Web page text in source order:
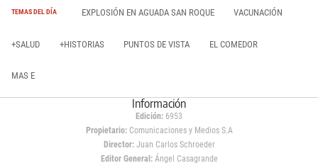
TEMAS DEL DÍA EXPLOSIÓN EN AGUADA SAN ROQUE VACUNACIÓN
+SALUD +HISTORIAS PUNTOS DE VISTA EL COMEDOR
MAS E
Información
Edición: 6953
Propietario:Comunicaciones y Medios S.A
Director: Juan Carlos Schroeder
Editor General:Ángel Casagrande